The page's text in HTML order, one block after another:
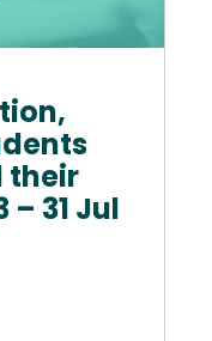
their
– 31 Jul